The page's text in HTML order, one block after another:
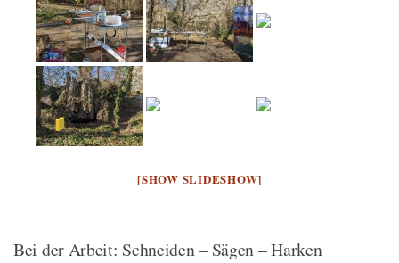
[SHOW SLIDESHOW]
Bei der Arbeit: Schneiden – Sägen – Harken